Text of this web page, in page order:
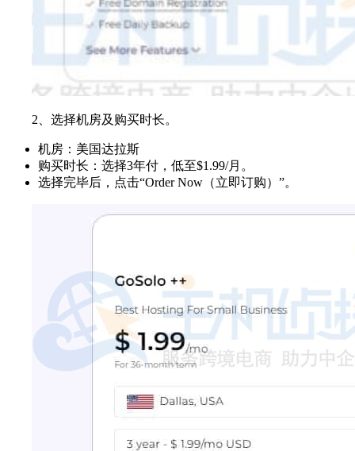
2、选择机房及购买时长。
机房：美国达拉斯
购买时长：选择3年付，低至$1.99/月。
选择完毕后，点击“Order Now（立即订购）”。